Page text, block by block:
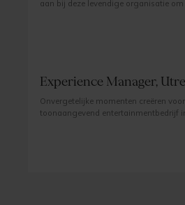
aan bij deze levendige organisatie om
Experience Manager,
Onvergetelijke momenten creëren
toonaangevend entertainmentbedrijf